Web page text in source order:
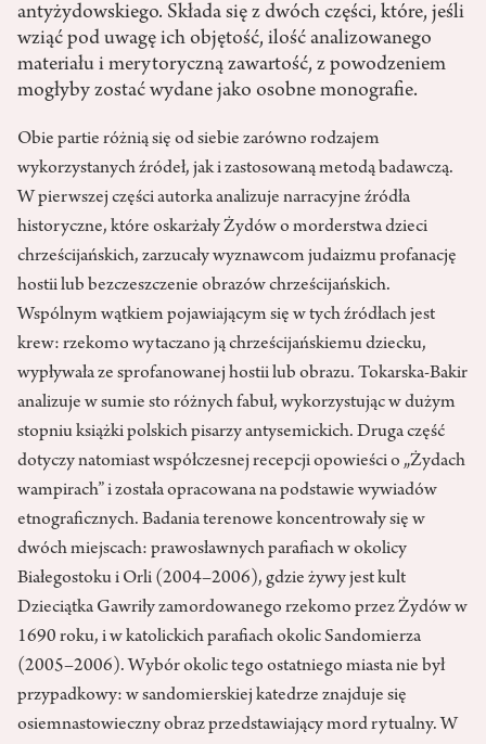
antyżydowskiego. Składa się z dwóch części, które, jeśli
wziąć pod uwagę ich objętość, ilość analizowanego
materiału i merytoryczną zawartość, z powodzeniem
mogłyby zostać wydane jako osobne monografie.
Obie partie różnią się od siebie zarówno rodzajem
wykorzystanych źródeł, jak i zastosowaną metodą badawczą.
W pierwszej części autorka analizuje narracyjne źródła
historyczne, które oskarżały Żydów o morderstwa dzieci
chrześcijańskich, zarzucały wyznawcom judaizmu profanację
hostii lub bezczeszczenie obrazów chrześcijańskich.
Wspólnym wątkiem pojawiającym się w tych źródłach jest
krew: rzekomo wytaczano ją chrześcijańskiemu dziecku,
wypływała ze sprofanowanej hostii lub obrazu. Tokarska-Bakir
analizuje w sumie sto różnych fabuł, wykorzystując w dużym
stopniu książki polskich pisarzy antysemickich. Druga część
dotyczy natomiast współczesnej recepcji opowieści o „Żydach
wampirach” i została opracowana na podstawie wywiadów
etnograficznych. Badania terenowe koncentrowały się w
dwóch miejscach: prawosławnych parafiach w okolicy
Białegostoku i Orli (2004–2006), gdzie żywy jest kult
Dzieciątka Gawriły zamordowanego rzekomo przez Żydów w
1690 roku, i w katolickich parafiach okolic Sandomierza
(2005–2006). Wybór okolic tego ostatniego miasta nie był
przypadkowy: w sandomierskiej katedrze znajduje się
osiemnastowieczny obraz przedstawiający mord rytualny. W